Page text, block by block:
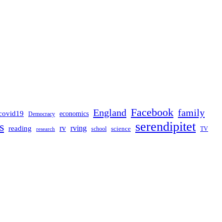
Democracy economics England Facebook family
reading research rv rving school science serendipitet TV